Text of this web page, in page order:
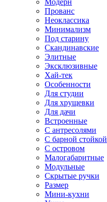
Модерн
Прованс
Неоклассика
Минимализм
Под старину
Скандинавские
Элитные
Эксклюзивные
Хай-тек
Особенности
Для студии
Для хрущевки
Для дачи
Встроенные
С антресолями
С барной стойкой
С островом
Малогабаритные
Модульные
Скрытые ручки
Размер
Мини-кухни